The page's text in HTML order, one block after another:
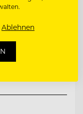
Ablehnen